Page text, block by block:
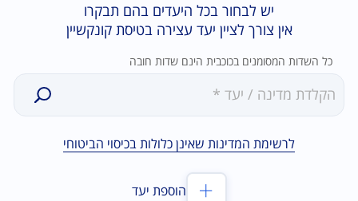
יש לבחור בכל היעדים בהם תבקרו
אין צורך לציין יעד עצירה בטיסת קונקשיין
כל השדות המסומנים בכוכבית הינם שדות חובה
נמצאו
לרשימת המדינות שאינן כלולות בכיסוי הביטוחי
הוספת יעד